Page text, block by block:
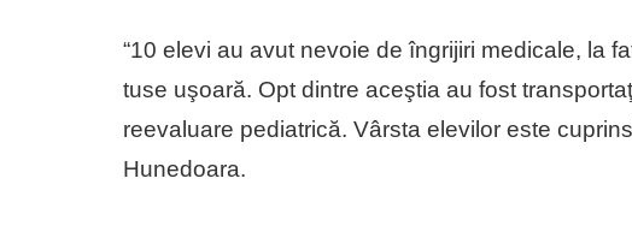
“10 elevi au avut nevoie de îngrijiri medicale, la
tuse uşoară. Opt dintre aceştia au fost
reevaluare pediatrică. Vârsta elevilor este
Hunedoara.